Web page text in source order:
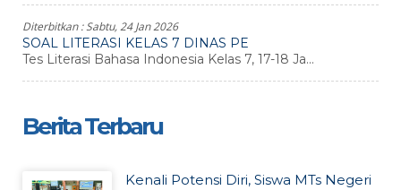
Diterbitkan :Sabtu, 24 Jan 2026
SOAL LITERASI KELAS 7 DINAS PE
Tes Literasi Bahasa Indonesia Kelas 7, 17-18 Ja...
Berita Terbaru
Kenali Potensi Diri, Siswa MTs Negeri